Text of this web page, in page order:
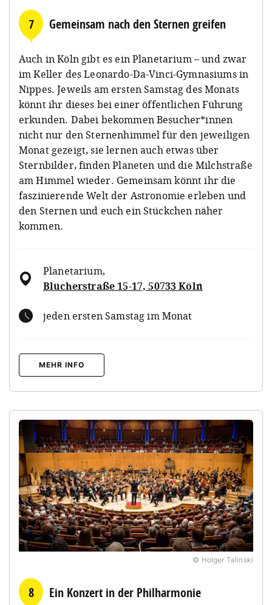
7 Gemeinsam nach den Sternen greifen
Auch in Köln gibt es ein Planetarium – und zwar
im Keller des Leonardo-Da-Vinci-Gymnasiums in
Nippes. Jeweils am ersten Samstag des Monats
könnt ihr dieses bei einer öffentlichen Führung
erkunden. Dabei bekommen Besucher*innen
nicht nur den Sternenhimmel für den jeweiligen
Monat gezeigt, sie lernen auch etwas über
Sternbilder, finden Planeten und die Milchstraße
am Himmel wieder. Gemeinsam könnt ihr die
faszinierende Welt der Astronomie erleben und
den Sternen und euch ein Stückchen näher
kommen.
Planetarium,
Blücherstraße 15-17, 50733 Köln
jeden ersten Samstag im Monat
MEHR INFO
© Holger Talinski
8 Ein Konzert in der Philharmonie